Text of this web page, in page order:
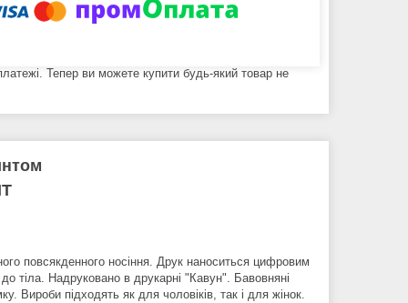
Тепер ви можете купити будь-який товар не
повсякденного носіння. Друк наноситься цифровим
тіла. Надруковано в друкарні "Кавун". Бавовняні
Вироби підходять як для чоловіків, так і для жінок.